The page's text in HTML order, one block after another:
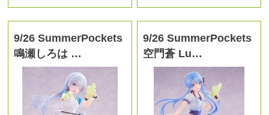
9/26 SummerPockets
鳴瀬しろは …
9/26 SummerPockets
空門蒼 Lu…